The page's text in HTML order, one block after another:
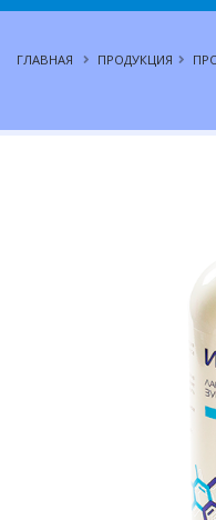
ГЛАВНАЯ ПРОДУКЦИЯ